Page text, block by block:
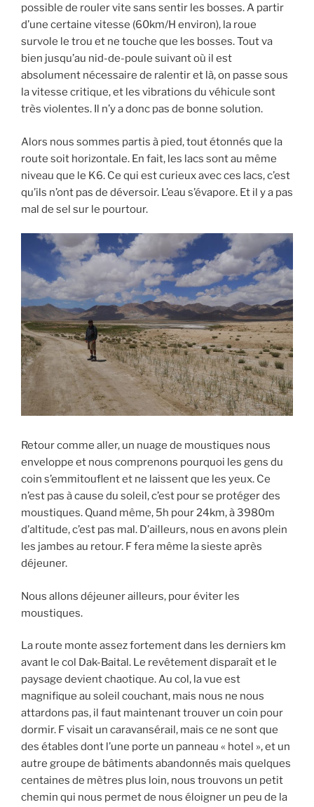
possible de rouler vite sans sentir les bosses. A partir
d’une certaine vitesse (60km/H environ), la roue
survole le trou et ne touche que les bosses. Tout va
bien jusqu’au nid-de-poule suivant où il est
absolument nécessaire de ralentir et là, on passe sous
la vitesse critique, et les vibrations du véhicule sont
très violentes. Il n’y a donc pas de bonne solution.
Alors nous sommes partis à pied, tout étonnés que la
route soit horizontale. En fait, les lacs sont au même
niveau que le K6. Ce qui est curieux avec ces lacs, c’est
qu’ils n’ont pas de déversoir. L’eau s’évapore. Et il y a pas
mal de sel sur le pourtour.
Retour comme aller, un nuage de moustiques nous
enveloppe et nous comprenons pourquoi les gens du
coin s’emmitouflent et ne laissent que les yeux. Ce
n’est pas à cause du soleil, c’est pour se protéger des
moustiques. Quand même, 5h pour 24km, à 3980m
d’altitude, c’est pas mal. D’ailleurs, nous en avons plein
les jambes au retour. F fera même la sieste après
déjeuner.
Nous allons déjeuner ailleurs, pour éviter les
moustiques.
La route monte assez fortement dans les derniers km
avant le col Dak-Baital. Le revêtement disparaît et le
paysage devient chaotique. Au col, la vue est
magnifique au soleil couchant, mais nous ne nous
attardons pas, il faut maintenant trouver un coin pour
dormir. F visait un caravansérail, mais ce ne sont que
des étables dont l’une porte un panneau « hotel », et un
autre groupe de bâtiments abandonnés mais quelques
centaines de mètres plus loin, nous trouvons un petit
chemin qui nous permet de nous éloigner un peu de la